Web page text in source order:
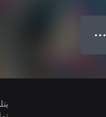
● ● ●